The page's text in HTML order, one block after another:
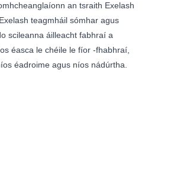
an tsraith Exelash
teagmháil sómhar agus
scileanna áilleacht fabhraí a
éasca le chéile le fíor -fhabhraí,
éadroime agus níos nádúrtha.